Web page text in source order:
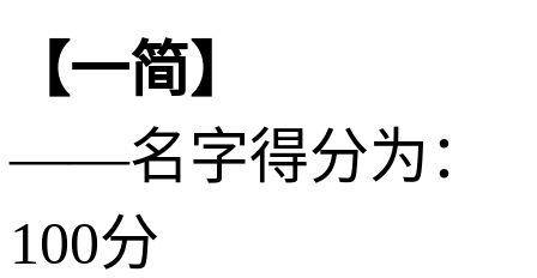
【一简】
——名字得分为：
100分